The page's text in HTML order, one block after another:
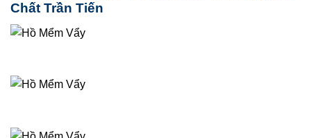
Chất Trần Tiến